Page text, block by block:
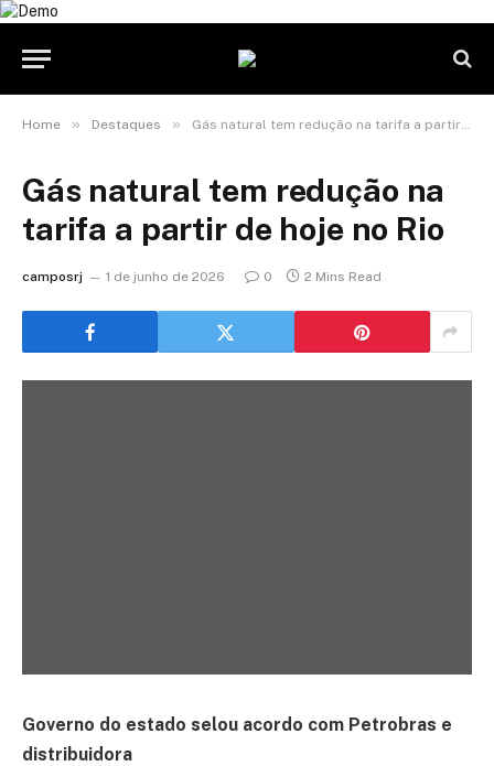
Home » Destaques » Gás natural tem redução na tarifa a partir de hoje no Rio
Gás natural tem redução na
tarifa a partir de hoje no Rio
camposrj 1 de junho de 2026 0 2 Mins Read
Governo do estado selou acordo com Petrobras e
distribuidora